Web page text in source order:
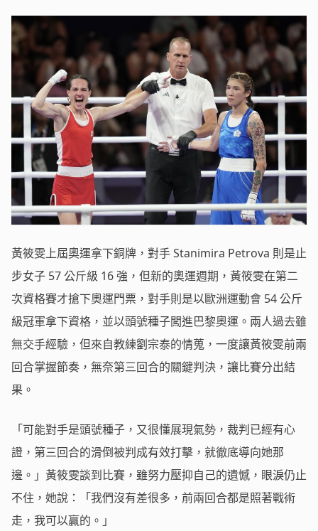
黃筱雯上屆奧運拿下銅牌，對手 Stanimira Petrova 則是止
步女子 57 公斤級 16 強，但新的奧運週期，黃筱雯在第二
次資格賽才搶下奧運門票，對手則是以歐洲運動會 54 公斤
級冠軍拿下資格，並以頭號種子闖進巴黎奧運。兩人過去雖
無交手經驗，但來自教練劉宗泰的情蒐，一度讓黃筱雯前兩
回合掌握節奏，無奈第三回合的關鍵判決，讓比賽分出結
果。
「可能對手是頭號種子，又很懂展現氣勢，裁判已經有心
證，第三回合的滑倒被判成有效打擊，就徹底導向她那
邊。」黃筱雯談到比賽，雖努力壓抑自己的遺憾，眼淚仍止
不住，她說：「我們沒有差很多，前兩回合都是照著戰術
走，我可以贏的。」